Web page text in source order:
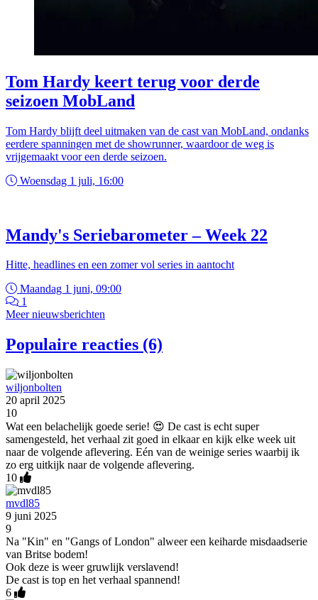
Tom Hardy keert terug voor derde
seizoen MobLand
Tom Hardy blijft deel uitmaken van de cast van MobLand, ondanks
eerdere spanningen met de showrunner, waardoor de weg is
vrijgemaakt voor een derde seizoen.
Woensdag 1 juli, 16:00
Mandy's Seriebarometer – Week 22
Hitte, headlines en een zomer vol series in aantocht
Maandag 1 juni, 09:00
1
Meer nieuwsberichten
Populaire reacties (6)
wiljonbolten
20 april 2025
10
Wat een belachelijk goede serie! 😍 De cast is echt super
samengesteld, het verhaal zit goed in elkaar en kijk elke week uit
naar de volgende aflevering. Eén van de weinige series waarbij ik
zo erg uitkijk naar de volgende aflevering.
10
mvdl85
9 juni 2025
9
Na "Kin" en "Gangs of London" alweer een keiharde misdaadserie
van Britse bodem!
Ook deze is weer gruwlijk verslavend!
De cast is top en het verhaal spannend!
6